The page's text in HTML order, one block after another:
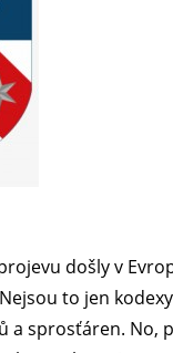
došly v
to jen
sprosťáren. No,